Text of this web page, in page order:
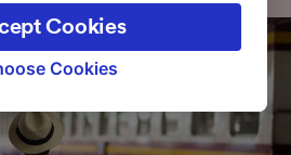
These choices will be
and will not affect
data will not be used for
Cookies
Cookies